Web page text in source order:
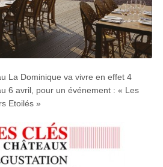
La Dominique va vivre en effet 4
6 avril, pour un événement : « Les
Etoilés »